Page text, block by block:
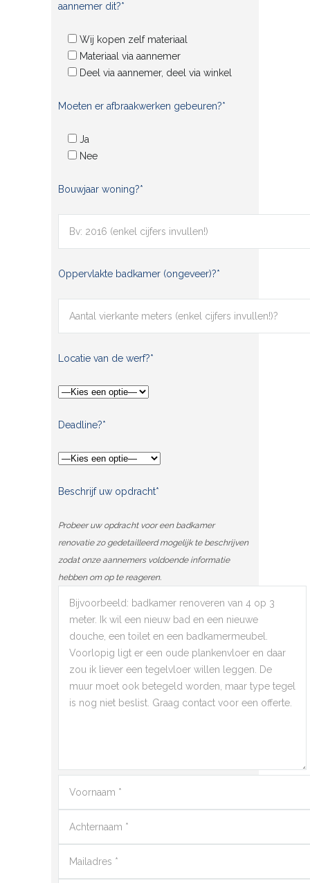
aannemer dit?*
Wij kopen zelf materiaal
Materiaal via aannemer
Deel via aannemer, deel via winkel
Moeten er afbraakwerken gebeuren?*
Ja
Nee
Bouwjaar woning?*
Oppervlakte badkamer (ongeveer)?*
Locatie van de werf?*
Deadline?*
Beschrijf uw opdracht*
Probeer uw opdracht voor een badkamer
renovatie zo gedetailleerd mogelijk te beschrijven
zodat onze aannemers voldoende informatie
hebben om op te reageren.